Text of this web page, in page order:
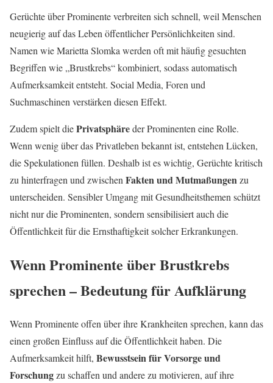
Gerüchte über Prominente verbreiten sich schnell, weil Menschen
neugierig auf das Leben öffentlicher Persönlichkeiten sind.
Namen wie Marietta Slomka werden oft mit häufig gesuchten
Begriffen wie „Brustkrebs“ kombiniert, sodass automatisch
Aufmerksamkeit entsteht. Social Media, Foren und
Suchmaschinen verstärken diesen Effekt.
Zudem spielt diePrivatsphäreder Prominenten eine Rolle.
Wenn wenig über das Privatleben bekannt ist, entstehen Lücken,
die Spekulationen füllen. Deshalb ist es wichtig, Gerüchte kritisch
zu hinterfragen und zwischenFakten und Mutmaßungenzu
unterscheiden. Sensibler Umgang mit Gesundheitsthemen schützt
nicht nur die Prominenten, sondern sensibilisiert auch die
Öffentlichkeit für die Ernsthaftigkeit solcher Erkrankungen.
Wenn Prominente über Brustkrebs
sprechen – Bedeutung für Aufklärung
Wenn Prominente offen über ihre Krankheiten sprechen, kann das
einen großen Einfluss auf die Öffentlichkeit haben. Die
Aufmerksamkeit hilft, Bewusstsein für Vorsorge und
Forschungzu schaffen und andere zu motivieren, auf ihre